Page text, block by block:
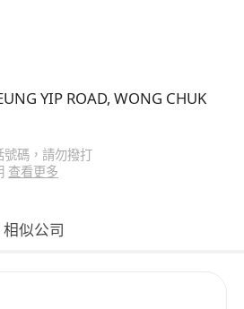
YIP ROAD, WONG CHUK
碼，請勿撥打
查看更多
相似公司